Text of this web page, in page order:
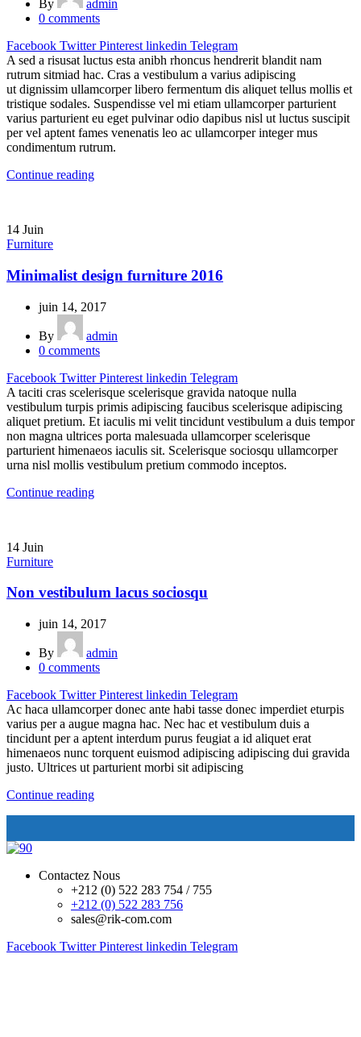
By
admin
0 comments
Facebook Twitter Pinterest linkedin Telegram
A sed a risusat luctus esta anibh rhoncus hendrerit blandit nam
rutrum sitmiad hac. Cras a vestibulum a varius adipiscing
ut dignissim ullamcorper libero fermentum dis aliquet tellus mollis et
tristique sodales. Suspendisse vel mi etiam ullamcorper parturient
varius parturient eu eget pulvinar odio dapibus nisl ut luctus suscipit
per vel aptent fames venenatis leo ac ullamcorper integer mus
condimentum rutrum.
Continue reading
14 Juin
Furniture
Minimalist design furniture 2016
juin 14, 2017
By
admin
0 comments
Facebook Twitter Pinterest linkedin Telegram
A taciti cras scelerisque scelerisque gravida natoque nulla
vestibulum turpis primis adipiscing faucibus scelerisque adipiscing
aliquet pretium. Et iaculis mi velit tincidunt vestibulum a duis tempor
non magna ultrices porta malesuada ullamcorper scelerisque
parturient himenaeos iaculis sit. Scelerisque sociosqu ullamcorper
urna nisl mollis vestibulum pretium commodo inceptos.
Continue reading
14 Juin
Furniture
Non vestibulum lacus sociosqu
juin 14, 2017
By
admin
0 comments
Facebook Twitter Pinterest linkedin Telegram
Ac haca ullamcorper donec ante habi tasse donec imperdiet eturpis
varius per a augue magna hac. Nec hac et vestibulum duis a
tincidunt per a aptent interdum purus feugiat a id aliquet erat
himenaeos nunc torquent euismod adipiscing adipiscing dui gravida
justo. Ultrices ut parturient morbi sit adipiscing
Continue reading
Contactez Nous
+212 (0) 522 283 754 / 755
+212 (0) 522 283 756
sales@rik-com.com
Facebook Twitter Pinterest linkedin Telegram